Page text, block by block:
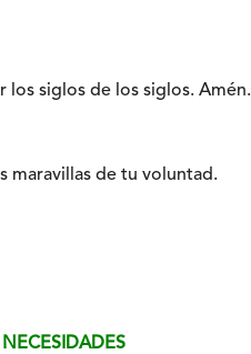
los siglos de los siglos. Amén.
maravillas de tu voluntad.